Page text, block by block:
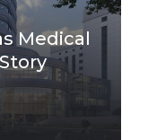
Medical